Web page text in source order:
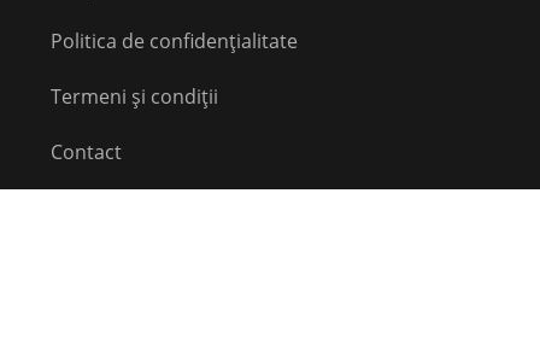
Politica de confidențialitate
Termeni și condiții
Contact